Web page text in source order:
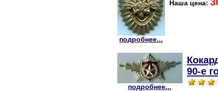
подробнее...
Наша цена:
подробнее...
90-е